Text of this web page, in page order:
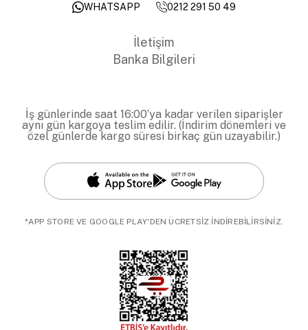
WHATSAPP
0212 291 50 49
İletişim
Banka Bilgileri
İş günlerinde saat 16:00’ya kadar verilen siparişler
aynı gün kargoya teslim edilir. (İndirim dönemleri ve
özel günlerde kargo süresi birkaç gün uzayabilir.)
*APP STORE VE GOOGLE PLAY'DEN ÜCRETSİZ İNDİREBİLİRSİNİZ.